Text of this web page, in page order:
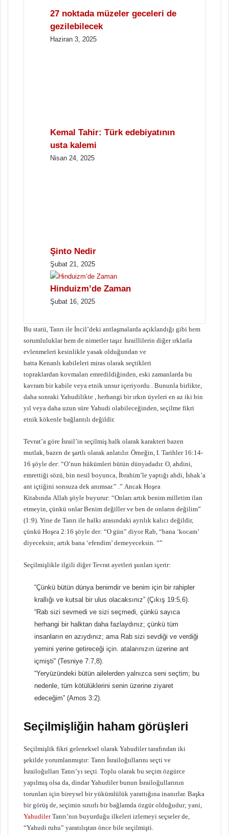
27 noktada müzeler geceleri de
gezilebilecek
Haziran 3, 2025
Kemal Tahir: Türk edebiyatının
usta kalemi
Nisan 24, 2025
Şinto Nedir
Şubat 21, 2025
Hinduizm’de Zaman
Şubat 16, 2025
Bu statü, Tanrı ile İncil’deki antlaşmalarda açıklandığı gibi hem
sorumluluklar hem de nimetler taşır. İsraillilerin diğer ırklarla
evlenmeleri kesinlikle yasak olduğundan ve
hatta Kenanlı kabileleri miras olarak seçtikleri
topraklardan kovmaları emredildiğinden, eski zamanlarda bu
kavram bir kabile veya etnik unsur içeriyordu . Bununla birlikte,
daha sonraki Yahudilikte , herhangi bir ırkın üyeleri en az iki bin
yıl veya daha uzun süre Yahudi olabileceğinden, seçilme fikri
etnik kökenle bağlantılı değildir.
Tevrat’a göre İsrail’in seçilmiş halk olarak karakteri bazen
mutlak, bazen de şartlı olarak anlatılır. Örneğin, I. Tarihler 16:14-
16 şöyle der: “O’nun hükümleri bütün dünyadadır. O, ahdini,
emrettiği sözü, bin nesil boyunca, İbrahim’le yaptığı ahdi, İshak’a
ant içtiğini sonsuza dek anımsar.” .” Ancak Hoşea
Kitabında Allah şöyle buyurur: “Onları artık benim milletim ilan
etmeyin, çünkü onlar Benim değiller ve ben de onların değilim”
(1:9). Yine de Tanrı ile halkı arasındaki ayrılık kalıcı değildir,
çünkü Hoşea 2:16 şöyle der: “O gün” diyor Rab, “bana ‘kocam’
diyeceksin; artık bana ‘efendim’ demeyeceksin. “”
Seçilmişlikle ilgili diğer Tevrat ayetleri şunları içerir:
“Çünkü bütün dünya benimdir ve benim için bir rahipler
krallığı ve kutsal bir ulus olacaksınız” (Çıkış 19:5,6).
“Rab sizi sevmedi ve sizi seçmedi, çünkü sayıca
herhangi bir halktan daha fazlaydınız; çünkü tüm
insanların en azıydınız; ama Rab sizi sevdiği ve verdiği
yemini yerine getireceği için. atalarınızın üzerine ant
içmişti” (Tesniye 7:7,8).
“Yeryüzündeki bütün ailelerden yalnızca seni seçtim; bu
nedenle, tüm kötülüklerini senin üzerine ziyaret
edeceğim” (Amos 3:2).
Seçilmişliğin haham görüşleri
Seçilmişlik fikri geleneksel olarak Yahudiler tarafından iki
şekilde yorumlanmıştır: Tanrı İsrailoğullarını seçti ve
İsrailoğulları Tanrı’yı ​​seçti. Toplu olarak bu seçim özgürce
yapılmış olsa da, dindar Yahudiler bunun İsrailoğullarının
torunları için bireysel bir yükümlülük yarattığına inanırlar. Başka
bir görüş de, seçimin sınırlı bir bağlamda özgür olduğudur; yani,
YahudilerTanrı’nın buyurduğu ilkeleri izlemeyi seçseler de,
“Yahudi ruhu” yaratılıştan önce bile seçilmişti.